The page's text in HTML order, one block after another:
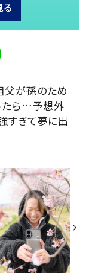
る
が孫のため
たら…予想外
すぎて夢に出